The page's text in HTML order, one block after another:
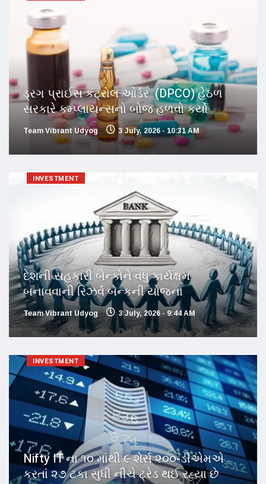
ડ્રગ પ્રાઈસ કંટ્રોલ ઓર્ડર (DPCO) હેઠળ
સરકારે કમ્પ્લાયન્સનો બોજ હળવો કર્યો
Team Vibrant Udyog 3 July, 2026 - 10:31 AM
INVESTMENT
દેશની સહકારી બેન્કોને વધુ કાર્યક્ષમ
બનાવવાની રિઝર્વ બેન્કની યોજના
Team Vibrant Udyog 3 July, 2026 - 9:44 AM
INVESTMENT
Nifty IT ના ૧૦ માંથી ૯ શેર્સ ૨૦૦-ડીએમએ
કરતાં ૨૭ ટકા સુધી નીચે ટ્રેડ થઈ રહ્યા છે